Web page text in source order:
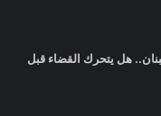
هل يتحرك القضاء قبل